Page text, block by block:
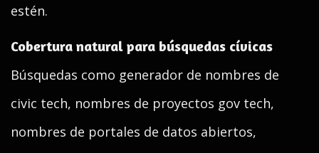
estén.
Cobertura natural para búsquedas cívicas
Búsquedas como generador de nombres de
civic tech, nombres de proyectos gov tech,
nombres de portales de datos abiertos,